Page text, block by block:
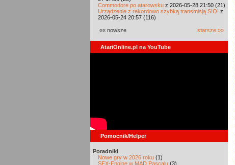
Commodore po atarowsku z 2026-05-28 21:50 (21)
Urządzenie z rekordowo szybką transmisją SIO! z
2026-05-24 20:57 (116)
«« nowsze starsze »»
AtariOnline.pl na YouTube
Pomocnik/Helper
Poradniki
Nowe gry w 2026 roku (1)
SFX-Engine w MAD Pascalu (3)